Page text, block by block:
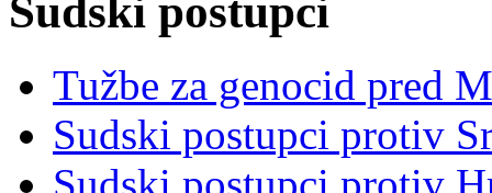
Sudski postupci
Tužbe za genocid pred
Sudski postupci protiv
Sudski postupci protiv